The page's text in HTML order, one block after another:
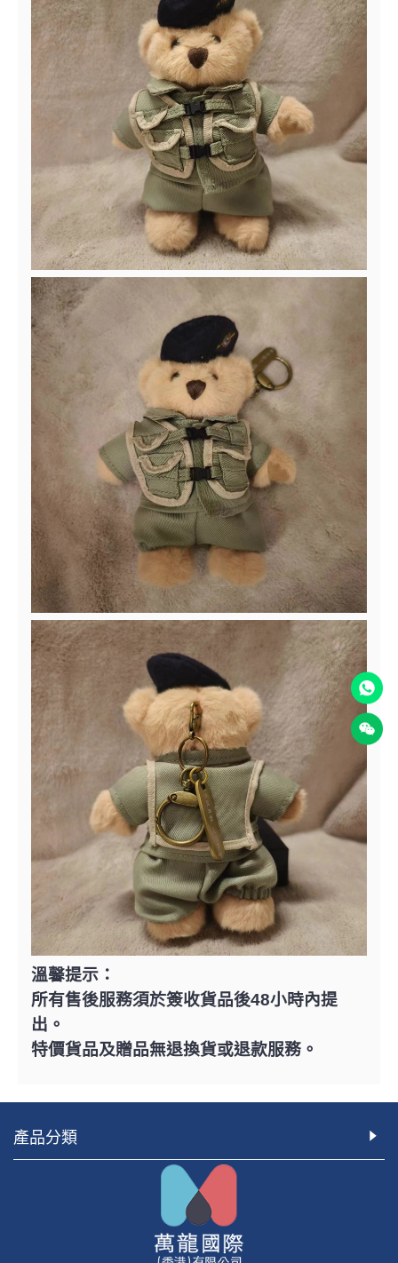
溫馨提示：
所有售後服務須於簽收貨品後48小時內提
出。
特價貨品及贈品無退換貨或退款服務。
產品分類